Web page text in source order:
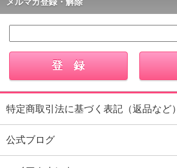
メルマガ登録・解除
特定商取引法に基づく表記（返品など）
公式ブログ